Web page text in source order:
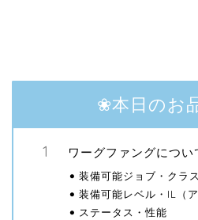
❀本日のお
ワーグファングについ
装備可能ジョブ・クラス
装備可能レベル・IL（
ステータス・性能